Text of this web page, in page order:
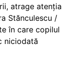
atrage atenția
Stănculescu /
în care copilul
niciodată